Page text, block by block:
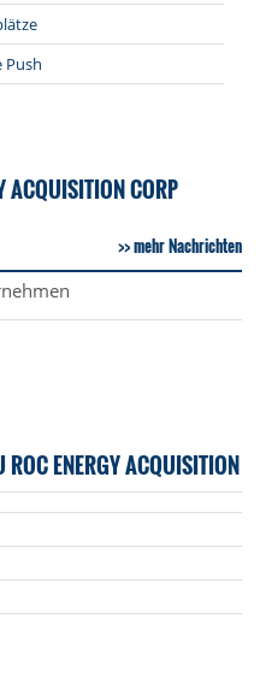
Push
ACQUISITION CORP
mehr Nachrichten
ROC ENERGY ACQUISITION